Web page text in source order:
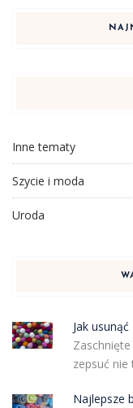
Inne tematy
Szycie i moda
Uroda
Jak
zepsuć
Najlepsze